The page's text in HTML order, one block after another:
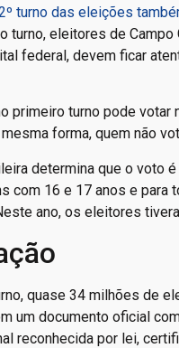
turno das eleições
turno, eleitores de Campo
federal, devem ficar
primeiro turno pode
forma, quem não
determina que o voto
com 16 e 17 anos e
ano, os eleitores
quase 34 milhões de
um documento oficial
reconhecida por lei,